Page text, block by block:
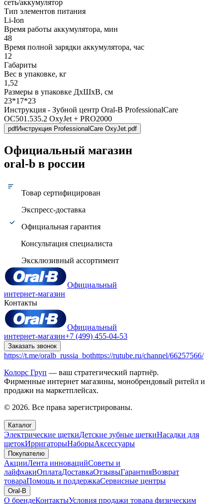
сеть/аккумулятор
Тип элементов питания
Li-Ion
Время работы аккумулятора, мин
48
Время полной зарядки аккумулятора, час
12
Габариты
Вес в упаковке, кг
1,52
Размеры в упаковке ДxШxВ, см
23*17*23
Инструкция - Зубной центр Oral-B ProfessionalCare
OC501.535.2 OxyJet + PRO2000
pdfИнструкция ProfessionalCare OxyJet.pdf
Официальный магазин
oral-b в россии
Товар сертифицирован
Экспресс-доставка
Официальная гарантия
Консультация специалиста
Эксклюзивный ассортимент
Официальный
интернет-магазин
Контакты
Официальный
интернет-магазин+7 (499) 455-04-53
Заказать звонок
https://t.me/oralb_russia_bothttps://rutube.ru/channel/66257566/
Колорс Груп — ваш стратегический партнёр.
Фирменные интернет магазины, монобрендовый ритейл и
продажи на маркетплейсах.
© 2026. Все права зарегистрированы.
Каталог
Электрические щеткиДетские зубные щеткиНасадки для
щетокИрригаторыНаборыАксессуары
Покупателю
АкцииЛента инновацийСоветы и
лайфхакиОплатаДоставкаОтзывыГарантияВозврат
товараПомощь и поддержкаСервисные центры
Oral-B
О брендеКонтактыУсловия продажи товара физическим